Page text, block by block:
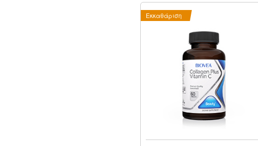
Εκκαθάριση